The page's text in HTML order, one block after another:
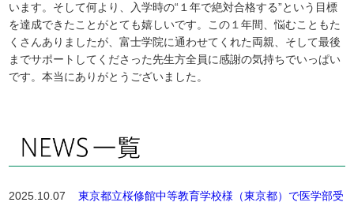
います。そして何より、入学時の“１年で絶対合格する”という目標
を達成できたことがとても嬉しいです。この１年間、悩むこともた
くさんありましたが、富士学院に通わせてくれた両親、そして最後
までサポートしてくださった先生方全員に感謝の気持ちでいっぱい
です。本当にありがとうございました。
2025.10.07東京都立桜修館中等教育学校様（東京都）で医学部受